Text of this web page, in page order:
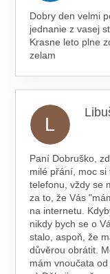
Dobry den velmi
jednanie z vasej
Krasne leto plne
zelam
L
Paní Dobruško,
milé přání, moc
telefonu, vždy se
za to, že Vás
na internetu.
nikdy bych se o
stalo, aspoň, že
důvěrou obrátit.
mám vnoučata